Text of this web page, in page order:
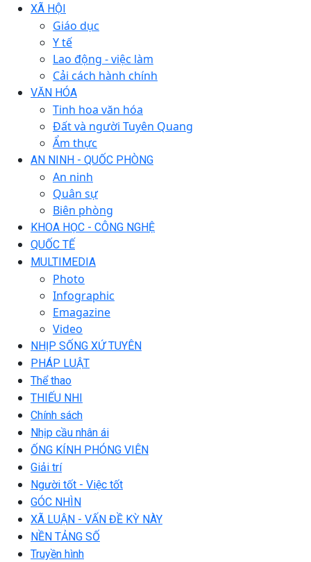
XÃ HỘI
Giáo dục
Y tế
Lao động - việc làm
Cải cách hành chính
VĂN HÓA
Tinh hoa văn hóa
Đất và người Tuyên Quang
Ẩm thực
AN NINH - QUỐC PHÒNG
An ninh
Quân sự
Biên phòng
KHOA HỌC - CÔNG NGHỆ
QUỐC TẾ
MULTIMEDIA
Photo
Infographic
Emagazine
Video
NHỊP SỐNG XỨ TUYÊN
PHÁP LUẬT
Thể thao
THIẾU NHI
Chính sách
Nhịp cầu nhân ái
ỐNG KÍNH PHÓNG VIÊN
Giải trí
Người tốt - Việc tốt
GÓC NHÌN
XÃ LUẬN - VẤN ĐỀ KỲ NÀY
NỀN TẢNG SỐ
Truyền hình